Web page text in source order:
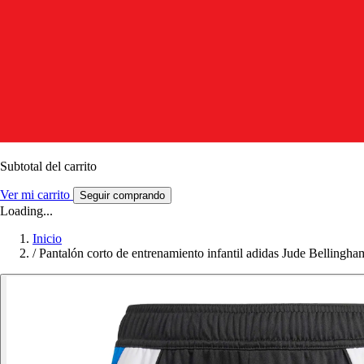
Subtotal del carrito
Ver mi carrito Seguir comprando
Loading...
Inicio
/ Pantalón corto de entrenamiento infantil adidas Jude